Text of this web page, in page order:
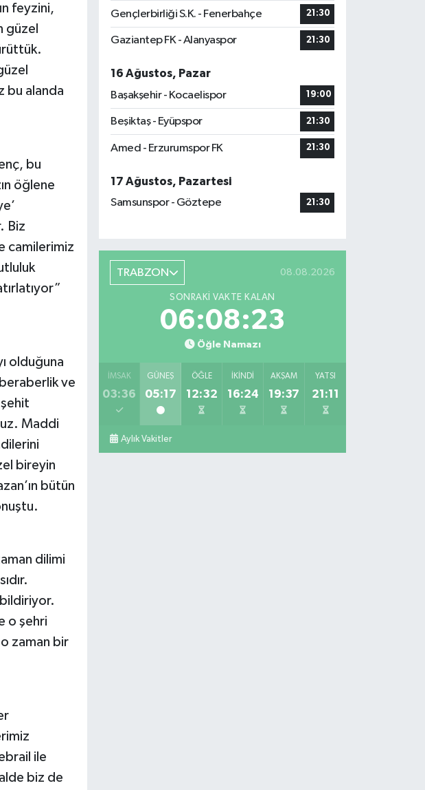
feyzini,
güzel
bu alanda
bu
öğlene
Biz
camilerimiz
olduğuna
ve
Maddi
bireyin
bütün
dilimi
bildiriyor.
o şehri
zaman bir
ile
biz de
Gençlerbirliği S.K. - Fenerbahçe 21:30
Gaziantep FK - Alanyaspor 21:30
16 Ağustos, Pazar
Başakşehir - Kocaelispor
19:00
Beşiktaş - Eyüpspor 21:30
Amed - Erzurumspor FK 21:30
17 Ağustos, Pazartesi
Samsunspor - Göztepe
21:30
TRABZON 08.08.2026
SONRAKI VAKTE KALAN
06:08:22
Öğle Namazı
İMSAK
03:36
GÜNEŞ
05:17
ÖĞLE
12:32
İKINDI
16:24
AKŞAM
19:37
YATSI
21:11
Aylık Vakitler